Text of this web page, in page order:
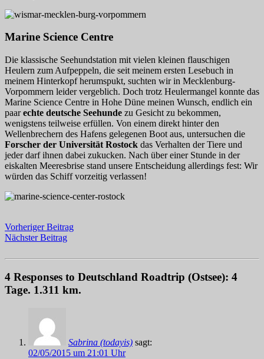
Marine Science Centre
Die klassische Seehundstation mit vielen kleinen flauschigen
Heulern zum Aufpeppeln, die seit meinem ersten Lesebuch in
meinem Hinterkopf herumspukt, suchten wir in Mecklenburg-
Vorpommern leider vergeblich. Doch trotz Heulermangel konnte das
Marine Science Centre in Hohe Düne meinen Wunsch, endlich ein
paarechte deutsche Seehunde zu Gesicht zu bekommen,
wenigstens teilweise erfüllen. Von einem direkt hinter den
Wellenbrechern des Hafens gelegenen Boot aus, untersuchen die
Forscher der Universität Rostock das Verhalten der Tiere und
jeder darf ihnen dabei zukucken. Nach über einer Stunde in der
eiskalten Meeresbrise stand unsere Entscheidung allerdings fest: Wir
würden das Schiff vorzeitig verlassen!
Vorheriger Beitrag
Nächster Beitrag
4 Responses to Deutschland Roadtrip (Ostsee): 4
Tage. 1.311 km.
Sabrina (todayis) sagt:
02/05/2015 um 21:01 Uhr